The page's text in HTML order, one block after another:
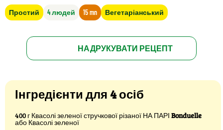
Простий 4 людей 15 mn Вегетаріанський
НАДРУКУВАТИ РЕЦЕПТ
Інгредієнти для 4 осіб
400 г Квасолі зеленої стручкової різаної НА ПАРІ Bonduelle
або Квасолі зеленої